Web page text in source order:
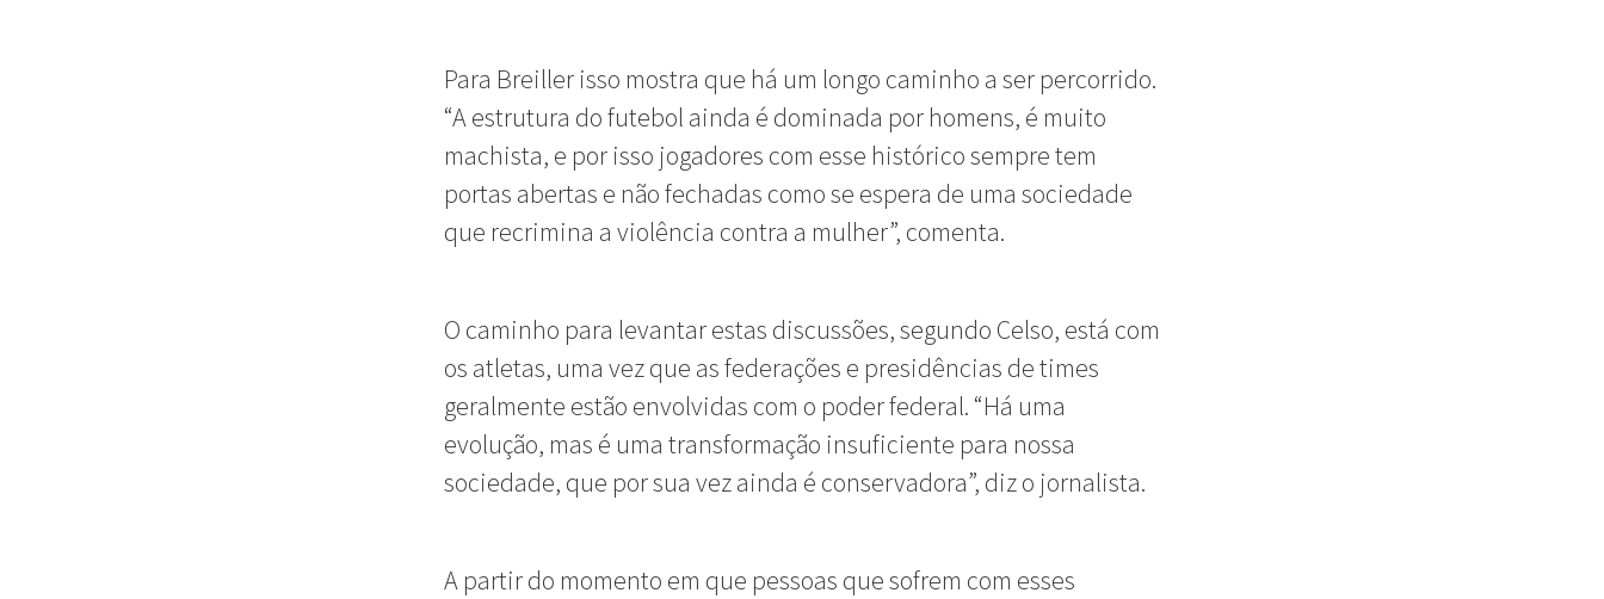
Para Breiller isso mostra que há um longo caminho a ser percorrido.
“A estrutura do futebol ainda é dominada por homens, é muito
machista, e por isso jogadores com esse histórico sempre tem
portas abertas e não fechadas como se espera de uma sociedade
que recrimina a violência contra a mulher”, comenta.
O caminho para levantar estas discussões, segundo Celso, está com
os atletas, uma vez que as federações e presidências de times
geralmente estão envolvidas com o poder federal. “Há uma
evolução, mas é uma transformação insuficiente para nossa
sociedade, que por sua vez ainda é conservadora”, diz o jornalista.
A partir do momento em que pessoas que sofrem com esses